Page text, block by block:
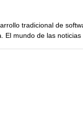
tradicional de
mundo de las noticias